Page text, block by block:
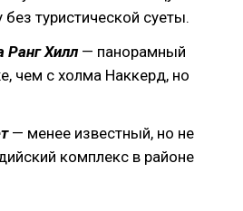
туристической суеты.
Ранг Хилл — панорамный
чем с холма Наккерд, но
— менее известный, но не
комплекс в районе